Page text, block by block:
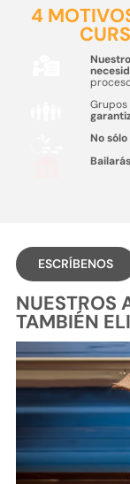
4
No sólo
ESCRÍBENOS
NUESTROS
TAMBIÉN